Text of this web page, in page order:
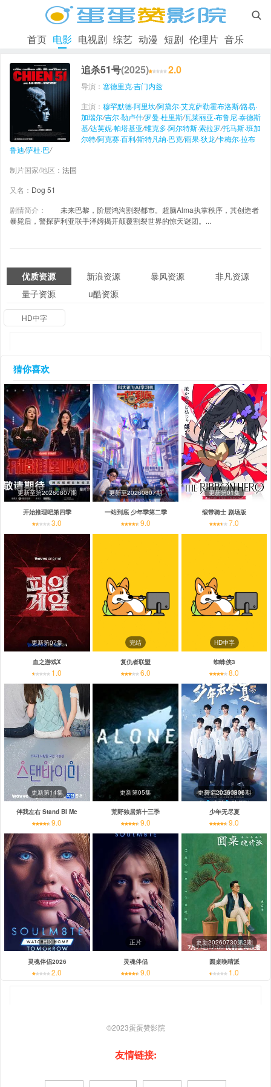

首页 电影 电视剧 综艺 动漫 短剧 伦理片 音乐
追杀51号(2025) 2.0
导演： 塞德里克·吉门内兹
主演： 穆罕默德·阿里坎/阿黛尔·艾克萨勒霍布洛斯/路易·
加瑞尔/吉尔·勒卢什/罗曼·杜里斯/瓦莱丽亚·布鲁尼·泰德斯
基/达芙妮·帕塔基亚/维克多·阿尔特斯·索拉罗/托马斯·班加
尔特/阿克赛·百利/斯特凡纳·巴克/雨果·狄龙/卡梅尔·拉布
鲁迪/萨杜·巴/
制片国家/地区： 法国
又名： Dog 51
剧情简介：
未来巴黎，阶层鸿沟割裂都市。超脑Alma执掌秩序，其创造者
暴毙后，警探萨利亚联手泽姆揭开颠覆割裂世界的惊天谜团。...
优质资源 新浪资源 暴风资源
非凡资源
量子资源
u酷资源
HD中字
猜你喜欢
更新至第20260807期
开始推理吧第四季
3.0
更新至20260807期
一站到底 少年季第二季
9.0
更新第01集
缎带骑士 剧场版
7.0
更新第07集
血之游戏X
1.0
完结
复仇者联盟
6.0
HD中字
蜘蛛侠3
8.0
更新第14集
伴我左右 Stand BI Me
9.0
更新第05集
荒野独居第十三季
9.0
更新至20260806期
少年无尽夏
9.0
HD
灵魂伴侣2026
2.0
正片
灵魂伴侣
9.0
更新20260730第2期
圆桌晚晴派
1.0
©2023蛋蛋赞影院
友情链接: